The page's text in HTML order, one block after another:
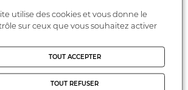
en DITEP
personnalisé des
l’équipe interdisciplinaire
utilise des cookies et vous donne le
sur ceux que vous souhaitez activer
TOUT ACCEPTER
TOUT REFUSER